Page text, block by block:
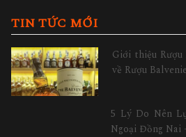
TIN TỨC MỚI
Giới thiệu
về Rượu Balvenie
5 Lý Do Nên
Ngoại Đồng Nai